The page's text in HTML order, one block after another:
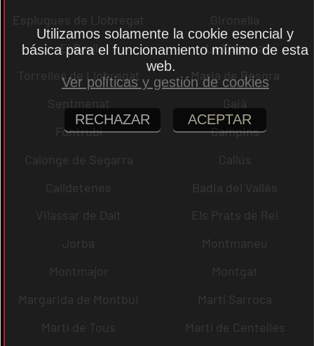
Esplugues de Llobregat
Gironella
El Brull
La Llacuna
Torrelles de Llobregat
Maria de Besora
Sentmenat
Gaià
Fontrubí
Campins
Calonge de Segarra
Callús
Calldetenes
Badia del Vallès
Vilassar de Dalt
Els Prats de Rei
Jorba
Montmaneu
Montmajor
Montgat
Margarida de Montbui
Martí Sarroca
Martí de Tous
Martí de Centelles
Utilizamos solamente la cookie esencial y
básica para el funcionamiento mínimo de esta
web.
Ver políticas y gestión de cookies
RECHAZAR ACEPTAR